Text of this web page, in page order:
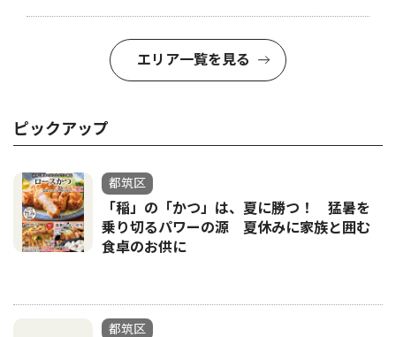
エリア一覧を見る
ピックアップ
都筑区
「稲」の「かつ」は、夏に勝つ！ 猛暑を
乗り切るパワーの源 夏休みに家族と囲む
食卓のお供に
都筑区